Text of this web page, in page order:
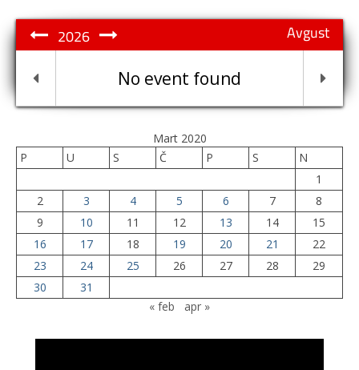
Avgust
2026
No event found
Mart 2020
P
U S Č P S
N
1
2
3 4 5 6 7
8
9
10 11 12 13 14
15
16
17 18 19 20 21
22
23
24 25 26 27 28
29
30
31
« feb
apr »